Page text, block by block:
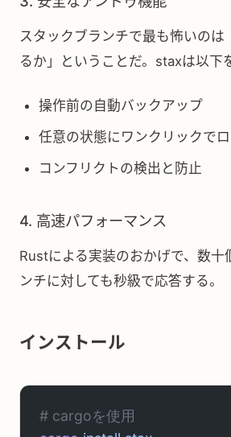
スタックブランチで最も怖いのは
るか」ということだ。staxは以下
操作前の自動バックアップ
任意の状態にワンクリックで
コンフリクトの検出と防止
4. 高速パフォーマンス
Rustによる実装のおかげで、数十
ンチに対しても秒級で応答する。
インストール
# cargoを使用